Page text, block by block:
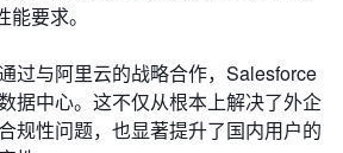
要求。
过与阿里云的战略合作，Salesforce
据中心。这不仅从根本上解决了外企
规性问题，也显著提升了国内用户的